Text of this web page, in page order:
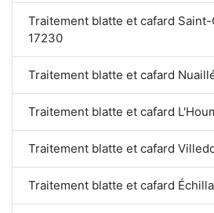
Traitement blatte et cafard
17230
Traitement blatte et cafard
Traitement blatte et cafard
Traitement blatte et cafard
Traitement blatte et cafard